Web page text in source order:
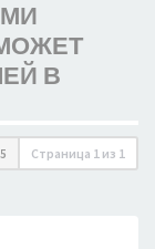
В
Страница 1 из 1